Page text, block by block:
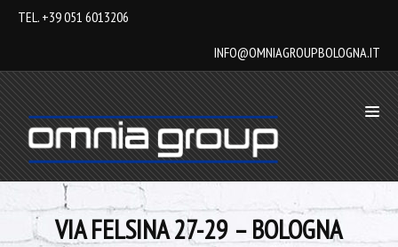
TEL. +39 051 6013206
INFO@OMNIAGROUPBOLOGNA.IT
VIA FELSINA 27-29 – BOLOGNA